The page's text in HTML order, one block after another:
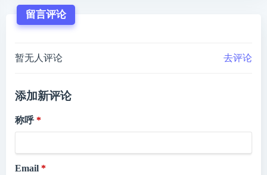
留言评论
暂无人评论 去评论
添加新评论
称呼
Email